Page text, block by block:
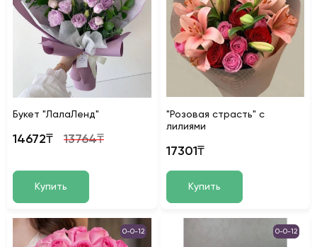
Букет "ЛалаЛенд"
14672₸ 13764₸
Купить
"Розовая страсть" с
лилиями
17301₸
Купить
0-0-12 0-0-12